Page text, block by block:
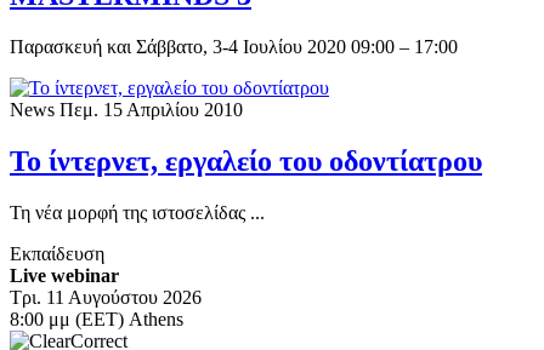
Παρασκευή και Σάββατο, 3-4 Iουλίου 2020 09:00 – 17:00
News Πεμ. 15 Απριλίου 2010
Το ίντερνετ, εργαλείο του οδοντίατρου
Τη νέα μορφή της ιστοσελίδας ...
Εκπαίδευση
Live webinar
Τρι. 11 Αυγούστου 2026
8:00 μμ (EET) Athens